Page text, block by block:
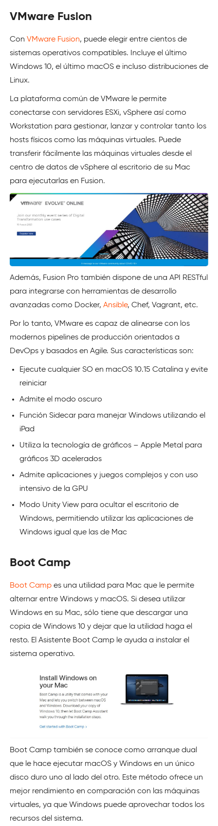
VMware Fusion
Con VMware Fusion, puede elegir entre cientos de
sistemas operativos compatibles. Incluye el último
Windows 10, el último macOS e incluso distribuciones de
Linux.
La plataforma común de VMware le permite
conectarse con servidores ESXi, vSphere así como
Workstation para gestionar, lanzar y controlar tanto los
hosts físicos como las máquinas virtuales. Puede
transferir fácilmente las máquinas virtuales desde el
centro de datos de vSphere al escritorio de su Mac
para ejecutarlas en Fusion.
Además, Fusion Pro también dispone de una API RESTful
para integrarse con herramientas de desarrollo
avanzadas como Docker, Ansible, Chef, Vagrant, etc.
Por lo tanto, VMware es capaz de alinearse con los
modernos pipelines de producción orientados a
DevOps y basados en Agile. Sus características son:
Ejecute cualquier SO en macOS 10.15 Catalina y evite
reiniciar
Admite el modo oscuro
Función Sidecar para manejar Windows utilizando el
iPad
Utiliza la tecnología de gráficos – Apple Metal para
gráficos 3D acelerados
Admite aplicaciones y juegos complejos y con uso
intensivo de la GPU
Modo Unity View para ocultar el escritorio de
Windows, permitiendo utilizar las aplicaciones de
Windows igual que las de Mac
Boot Camp
Boot Camp es una utilidad para Mac que le permite
alternar entre Windows y macOS. Si desea utilizar
Windows en su Mac, sólo tiene que descargar una
copia de Windows 10 y dejar que la utilidad haga el
resto. El Asistente Boot Camp le ayuda a instalar el
sistema operativo.
Boot Camp también se conoce como arranque dual
que le hace ejecutar macOS y Windows en un único
disco duro uno al lado del otro. Este método ofrece un
mejor rendimiento en comparación con las máquinas
virtuales, ya que Windows puede aprovechar todos los
recursos del sistema.